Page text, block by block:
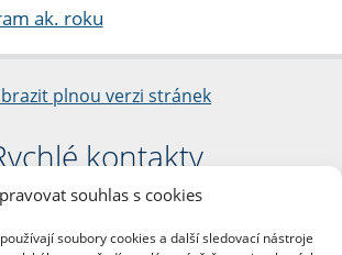
souhlas s cookies
soubory cookies a další sledovací nástroje
ak. roku
plnou verzi stránek
kontakty
Filozofická fakulta
nám. Jana Palacha 1/2